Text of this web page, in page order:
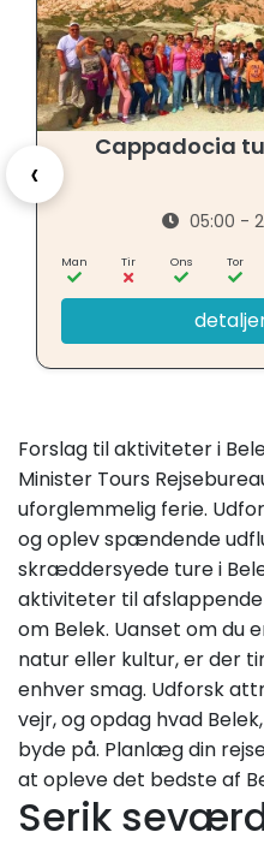
‹
Cappadocia
05:00 -
Man Tir Ons Tor
Forslag til aktiviteter i
Minister Tours
uforglemmelig ferie.
og oplev spændende
skræddersyede ture i
aktiviteter til
om Belek. Uanset om du
natur eller kultur, er der
enhver smag. Udforsk
vejr, og opdag hvad
byde på. Planlæg din
at opleve det bedste af
Serik